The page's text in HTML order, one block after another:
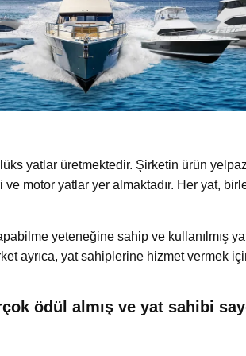
yatlar üretmektedir. Şirketin ürün
motor yatlar yer almaktadır. Her yat,
yeteneğine sahip ve kullanılmış
ayrıca, yat sahiplerine hizmet vermek
ödül almış ve yat sahibi